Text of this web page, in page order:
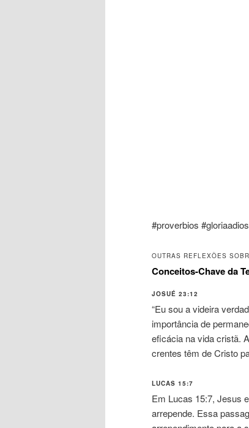
#proverbios
OUTRAS REFLEXÕES
Conceitos-Chave da
JOSUÉ 23:12
“Eu sou a videira
importância de
eficácia na vida cristã.
crentes têm de Cristo
LUCAS 15:7
Em Lucas 15:7, Jesus
arrepende. Essa